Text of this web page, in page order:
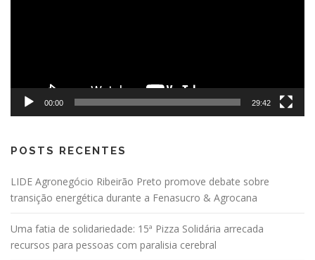
00:00 29:42
POSTS RECENTES
LIDE Agronegócio Ribeirão Preto promove debate sobre
transição energética durante a Fenasucro & Agrocana
Uma fatia de solidariedade: 15ª Pizza Solidária arrecada
recursos para pessoas com paralisia cerebral